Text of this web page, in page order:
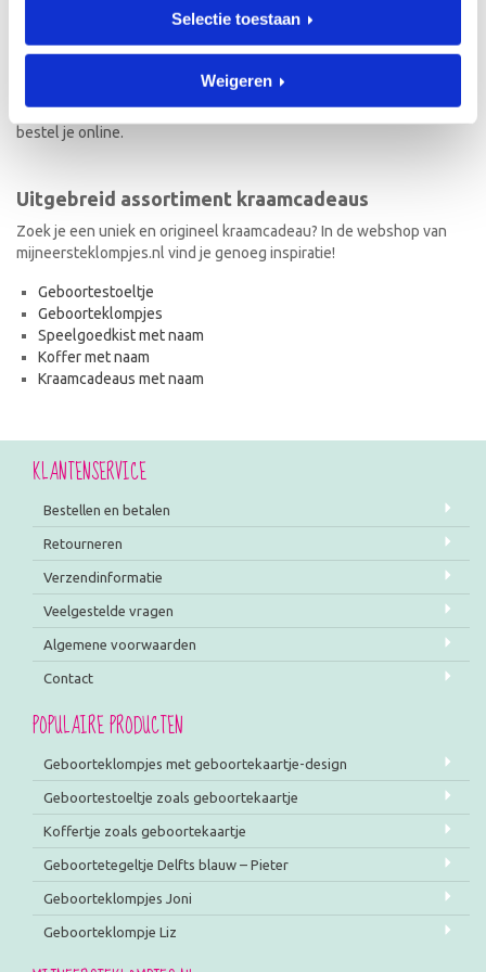
Selectie toestaan
Weigeren
Naast geboorteklompjes vind je op mijneersteklompjes.nl de meest
originele kraamcadeaus met naam. Van geboortestoeltjes en
met naam wordt met de hand geschilderd en is dus uniek! Ook de
kraamcadeaus met naam en in de stijl van het geboortekaartje
bestel je online.
Uitgebreid assortiment kraamcadeaus
Zoek je een uniek en origineel kraamcadeau? In de webshop van
mijneersteklompjes.nl vind je genoeg inspiratie!
Geboortestoeltje
Geboorteklompjes
Speelgoedkist met naam
Koffer met naam
Kraamcadeaus met naam
KLANTENSERVICE
Bestellen en betalen
Retourneren
Verzendinformatie
Veelgestelde vragen
Algemene voorwaarden
Contact
POPULAIRE PRODUCTEN
Geboorteklompjes met geboortekaartje-design
Geboortestoeltje zoals geboortekaartje
Koffertje zoals geboortekaartje
Geboortetegeltje Delfts blauw – Pieter
Geboorteklompjes Joni
Geboorteklompje Liz